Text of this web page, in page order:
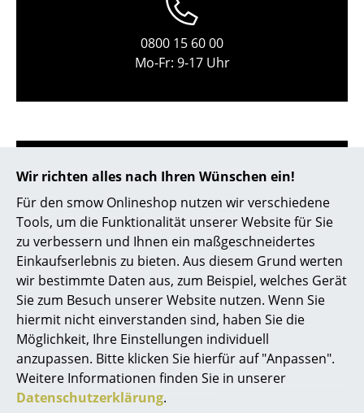
Wir richten alles nach Ihren Wünschen ein!
Für den smow Onlineshop nutzen wir verschiedene
Tools, um die Funktionalität unserer Website für Sie
zu verbessern und Ihnen ein maßgeschneidertes
Einkaufserlebnis zu bieten. Aus diesem Grund werten
wir bestimmte Daten aus, zum Beispiel, welches Gerät
Sie zum Besuch unserer Website nutzen. Wenn Sie
hiermit nicht einverstanden sind, haben Sie die
Möglichkeit, Ihre Einstellungen individuell
anzupassen. Bitte klicken Sie hierfür auf "Anpassen".
Weitere Informationen finden Sie in unserer
Datenschutzerklärung.
... alle Aufbewahrungsmöbel
Schreibtischleuchten
Stehleuchten & Leseleuchten
Bodenleuchten
Wandleuchten
Outdoor-Leuchten
Akkuleuchten
... alle Leuchten
0800 15 60 00
Mo-Fr: 9-17 Uhr
service@smow.ch